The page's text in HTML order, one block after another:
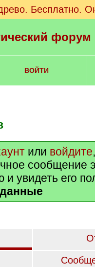
Бесплатно.
ВОЙТИ
или войдите
сообщение
и увидеть его